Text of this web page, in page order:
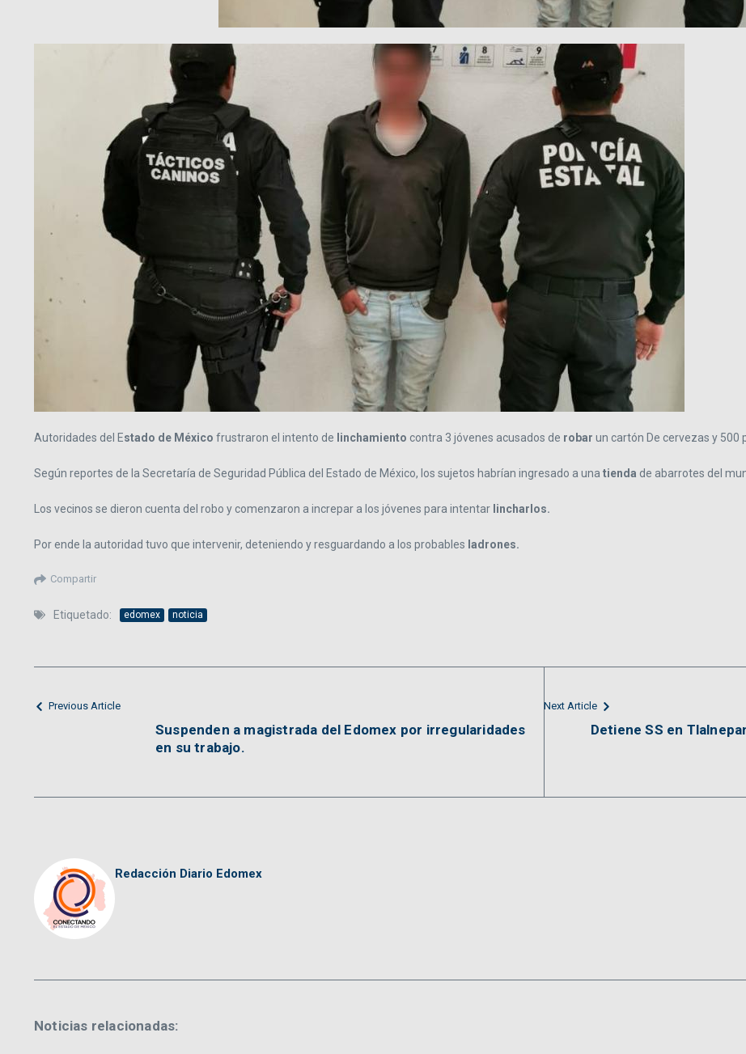
Autoridades del Estado de México frustraron el intento de linchamiento contra 3 jóvenes acusados de robar un cartón De cervezas y 500
Según reportes de la Secretaría de Seguridad Pública del Estado de México, los sujetos habrían ingresado a una tienda de abarrotes del
Los vecinos se dieron cuenta del robo y comenzaron a increpar a los jóvenes para intentar lincharlos.
Por ende la autoridad tuvo que intervenir, deteniendo y resguardando a los probables ladrones.
Compartir
Etiquetado: edomex noticia
Previous Article
Suspenden a magistrada del Edomex por irregularidades
en su trabajo.
Next Article
Detiene SS en
Redacción Diario Edomex
Noticias relacionadas: